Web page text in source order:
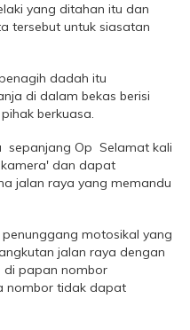
yang ditahan itu dan
tersebut untuk siasatan
dadah itu
di dalam bekas berisi
berkuasa.
sepanjang Op Selamat kali
dan dapat
jalan raya yang memandu
motosikal yang
jalan raya dengan
di papan nombor
nombor tidak dapat